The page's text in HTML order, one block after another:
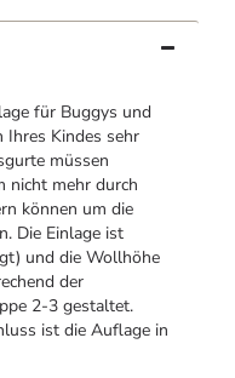
für Buggys und
Ihres Kindes sehr
müssen
nicht mehr durch
können um die
Die Einlage ist
und die Wollhöhe
der
2-3 gestaltet.
ist die Auflage in